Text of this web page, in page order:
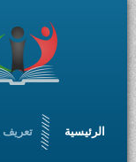
الرئيسية تعريف